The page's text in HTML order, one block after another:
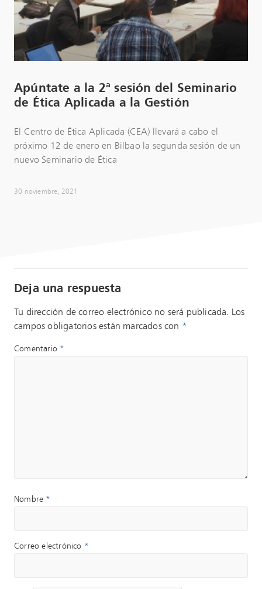
Apúntate a la 2ª sesión del Seminario
de Ética Aplicada a la Gestión
El Centro de Ética Aplicada (CEA) llevará a cabo el
próximo 12 de enero en Bilbao la segunda sesión de un
nuevo Seminario de Ética
30 noviembre, 2021
Deja una respuesta
Tu dirección de correo electrónico no será publicada. Los
campos obligatorios están marcados con *
Comentario *
Nombre *
Correo electrónico *